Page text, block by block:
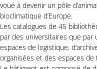
voué à devenir un pôle
bioclimatique d’Europe.
Les catalogues de 45
par des universitaires que par
espaces de logistique,
organisées et des espaces